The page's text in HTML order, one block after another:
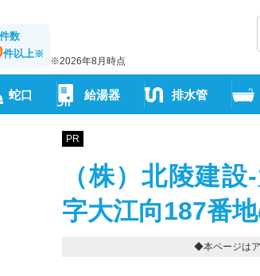
数
件以上※
※2026年8月時点
蛇口 給湯器 排水管
PR
（株）北陵建
字大江向187番
◆本ページはア